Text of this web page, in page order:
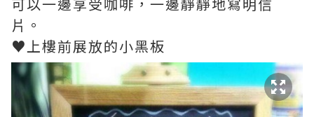
片。
♥上樓前展放的小黑板